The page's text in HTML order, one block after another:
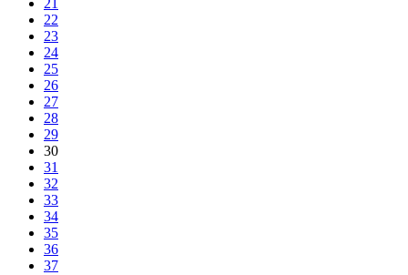
21
22
23
24
25
26
27
28
29
30
31
32
33
34
35
36
37